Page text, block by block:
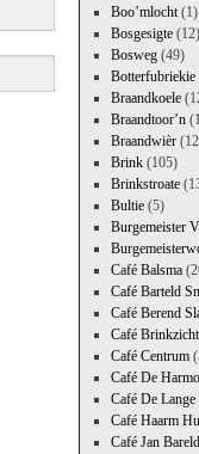
Boo’mlocht(1)
Bosgesigte(12)
Bosweg(49)
Botterfubriekie
Braandkoele
Braandtoor’n
Braandwièr
Brink(105)
Brinkstroate
Bultie(5)
Burgemeister
Café Balsma
Café Barteld
Café Berend
Café Brinkzicht
Café Centrum
Café De
Café De Lange
Café Haarm
Café Jan